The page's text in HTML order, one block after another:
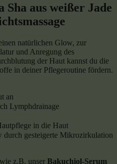
Sha aus weißer Jade
natürlichen Glow, zur
und Anregung des
der Haut kannst du die
in deiner Pflegeroutine fördern.
an
Lymphdrainage
in die Haut
gesteigerte Mikrozirkulation
z.B. unser Bakuchiol-Serum